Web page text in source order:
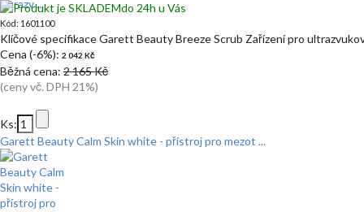
do 24h u Vás
Kód: 1601100
Klíčové specifikace Garett Beauty Breeze Scrub Zařízení pro
Cena (-6%): 2 042 Kč
Běžná cena: 2 165 Kč
(ceny vč. DPH 21%)
Ks:
Garett Beauty Calm Skin white - přístroj pro mezot ...